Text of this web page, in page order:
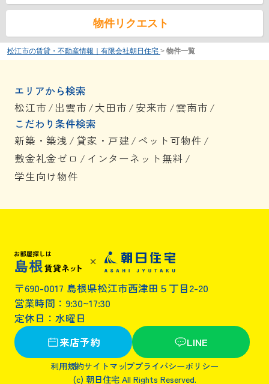
物件リクエスト
松江市の賃貸・不動産情報｜有限会社朝日住宅 > 物件一覧
エリアから検索
松江市 / 出雲市 /大田市 / 安来市 /雲南市 /
こだわり条件検索
新築・築浅 / 貸家・戸建/ ペット可物件 /
敷金礼金ゼロ / インターネット無料 /
学生向け物件
〒690-0017 島根県松江市西津田５丁目2-20
営業時間：9:30~17:30
定休日：水曜日
来店予約
LINE
利用規約サイトマッププライバシーポリシー
(c) 朝日住宅 All Rights Reserved.